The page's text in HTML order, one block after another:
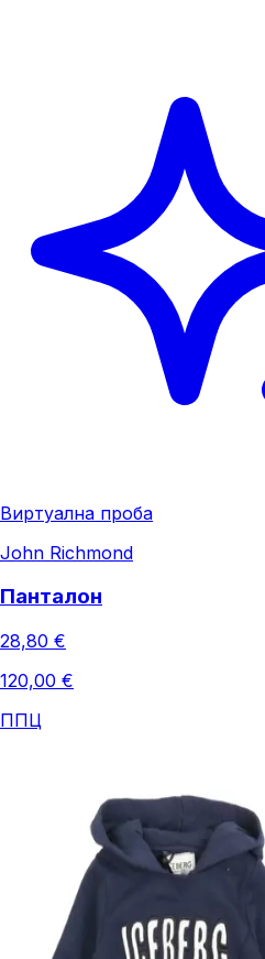
Виртуална проба
John Richmond
Панталон
28,80 €
120,00 €
ППЦ